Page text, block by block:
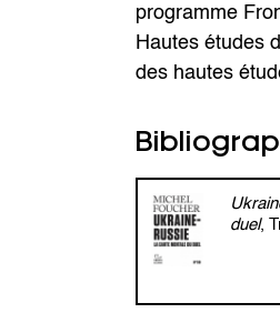
programme
Hautes études
des hautes
duel,